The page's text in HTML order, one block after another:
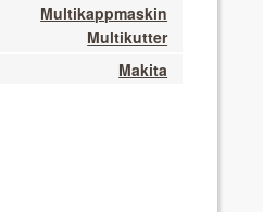
Multikappmaskin
Multikutter
Makita